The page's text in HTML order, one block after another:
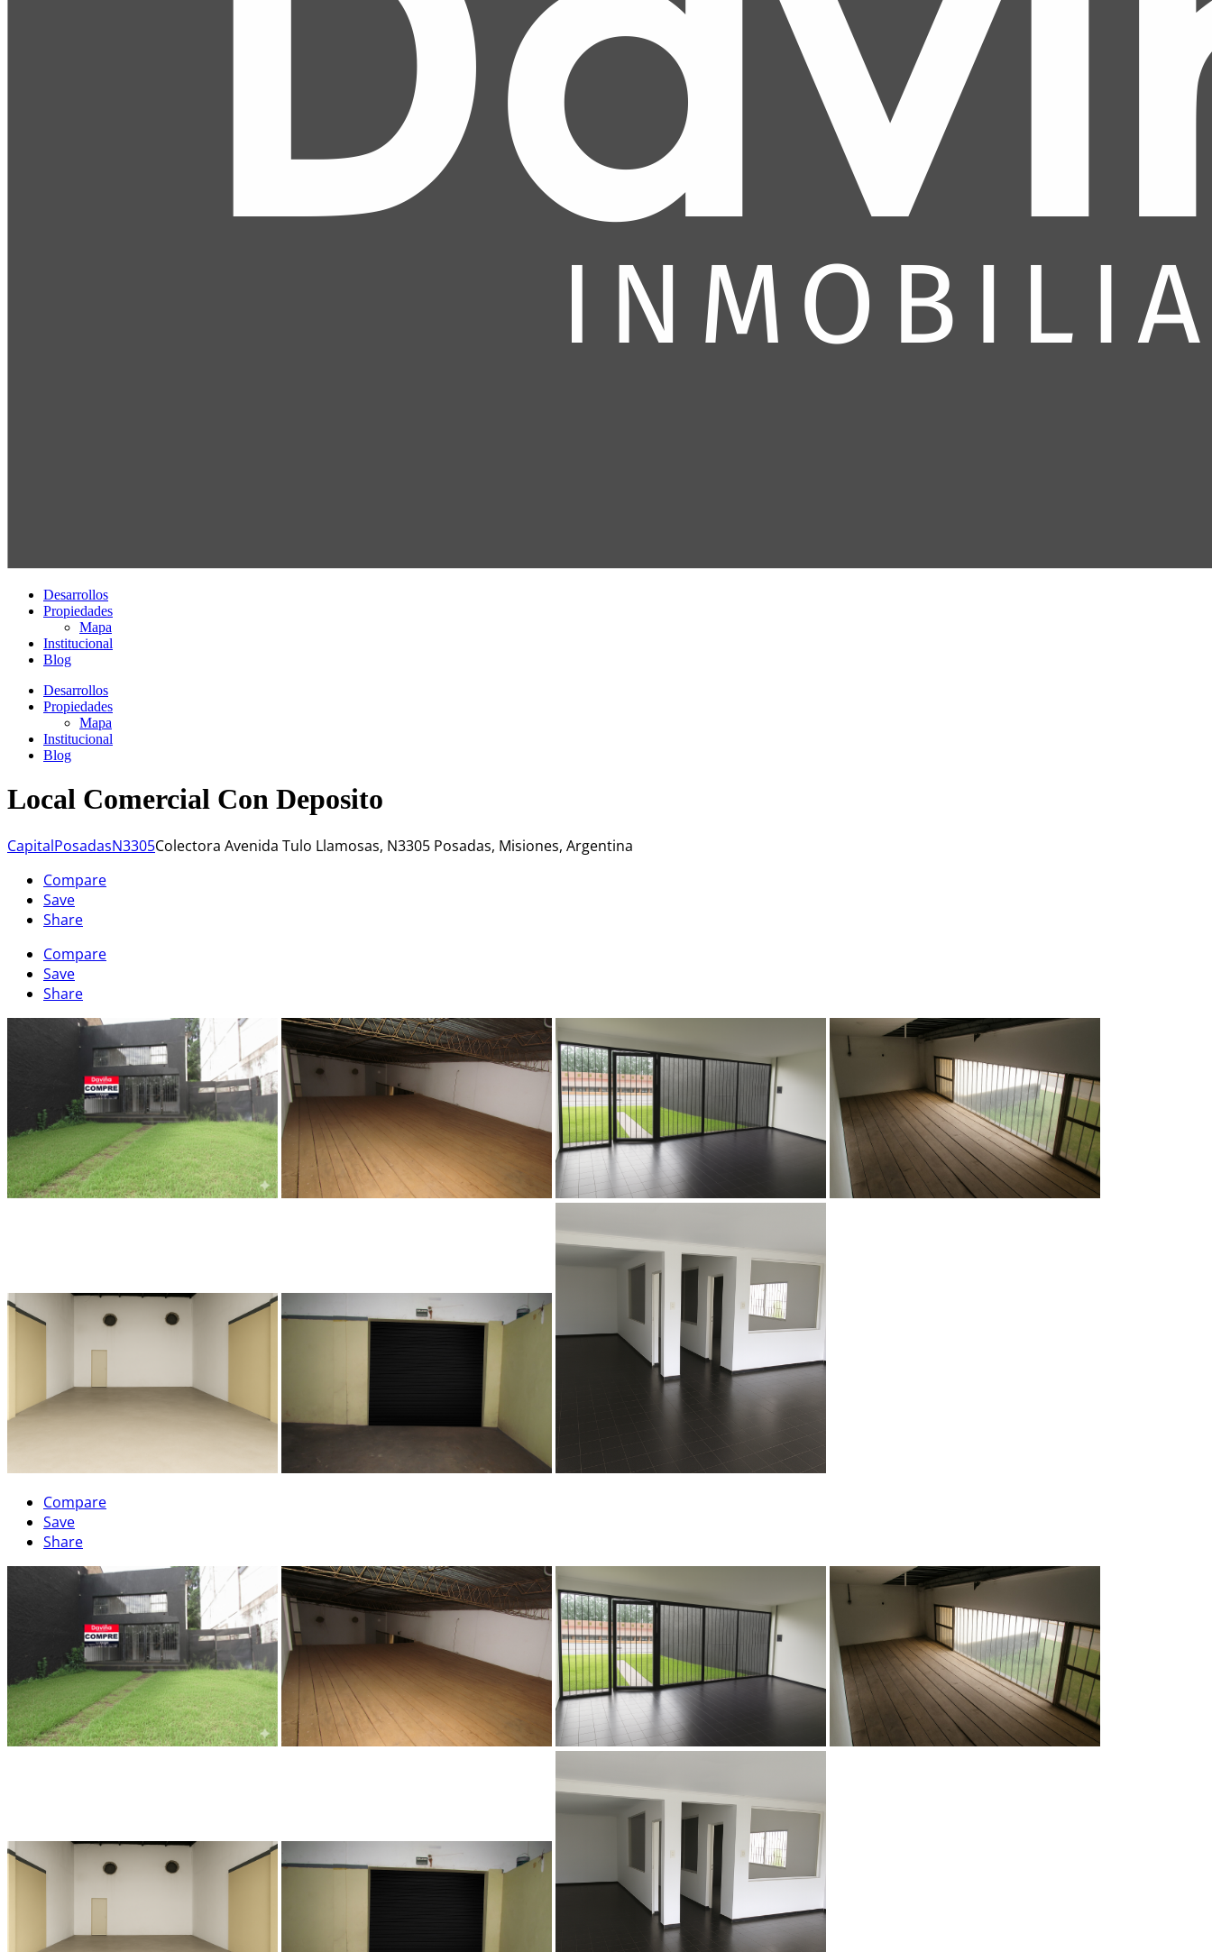
Desarrollos
Propiedades
Mapa
Institucional
Blog
Desarrollos
Propiedades
Mapa
Institucional
Blog
Local Comercial Con Deposito
CapitalPosadasN3305Colectora Avenida Tulo Llamosas, N3305 Posadas, Misiones, Argentina
Compare
Save
Share
Compare
Save
Share
Compare
Save
Share